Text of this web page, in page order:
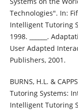
Technologies". In:
Intelligent Tutoring
1998. ______.
User Adapted
Publishers, 2001.
BURNS, H.L. &
Tutoring Systems:
Intelligent Tutoring